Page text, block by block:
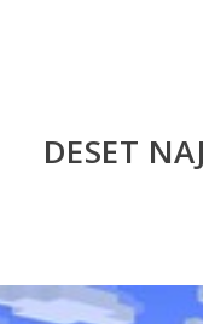
DESET